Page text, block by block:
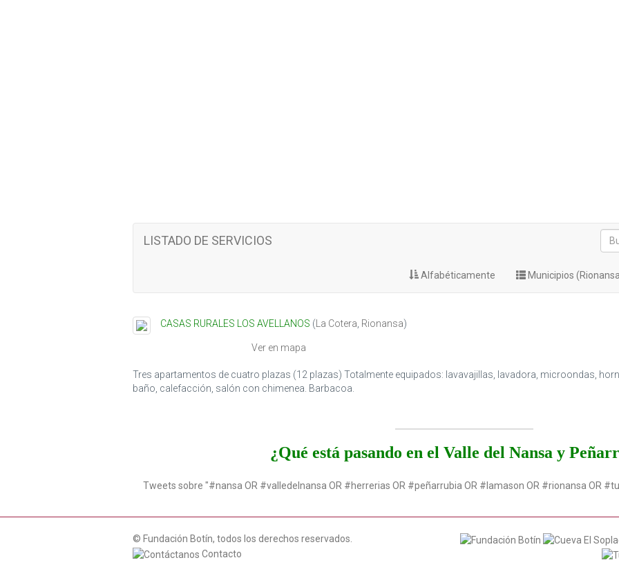
LISTADO DE SERVICIOS
Alfabéticamente Municipios
CASAS RURALES LOS AVELLANOS ( La Cotera Rionansa)
Ver en mapa
Tres apartamentos de cuatro plazas (12 plazas) Totalmente equipados: lavavajillas, lavadora, microondas,
baño, calefacción, salón con chimenea. Barbacoa.
¿Qué está pasando en el Valle del Nansa y
Tweets sobre "#nansa OR #valledelnansa OR #herrerias OR #peñarrubia OR #lamason OR #rionansa OR
© Fundación Botín, todos los derechos reservados.
Contacto